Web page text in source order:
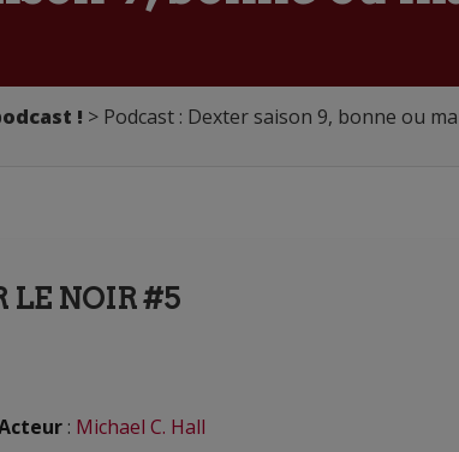
! > Podcast : Dexter saison 9, bonne ou
LE NOIR #5
: Michael C. Hall